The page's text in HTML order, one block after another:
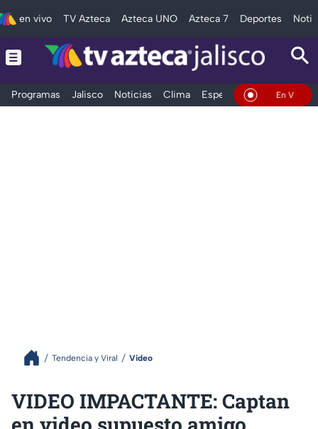
en vivo TV Azteca Azteca UNO Azteca 7 Deportes
Programas Jalisco Noticias Clima Espectáculos Deportes
En Vivo
Tendencia y Viral Video
VIDEO IMPACTANTE: Captan